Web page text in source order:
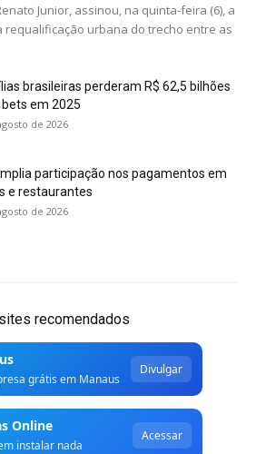
Junior, assinou, na quinta-feira (6), a
requalificação urbana do trecho entre as
brasileiras perderam R$ 62,5 bilhões
em 2025
de 2026
participação nos pagamentos em
e restaurantes
de 2026
recomendados
grátis em Manaus
Divulgar
Online
instalar nada
Acessar